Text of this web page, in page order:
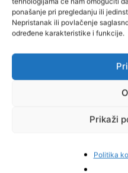
ponašanje pri pregledanju ili
Nepristanak ili povlačenje
određene karakteristike i funkcije.
Prikaži
Politika